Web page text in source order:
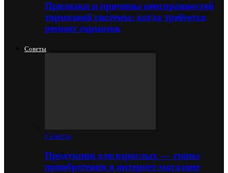
Признаки и причины неисправностей
тормозной системы: когда требуется
ремонт тормозов
Советы
Советы
Продукция для взрослых — этапы
приобретения в интернет-магазине